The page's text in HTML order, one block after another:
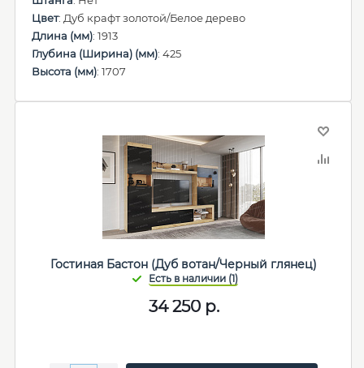
Цвет: Дуб крафт золотой/Белое дерево
Длина (мм): 1913
Глубина (Ширина) (мм): 425
Высота (мм): 1707
Гостиная Бастон (Дуб вотан/Черный глянец)
34 250р.